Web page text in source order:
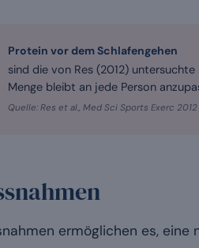
Protein vor dem Schlafengehen
sind die von Res (2012)
Menge bleibt an jede Person
Quelle: Res et al., Med Sci Sports Exerc 2012
ermöglichen es,